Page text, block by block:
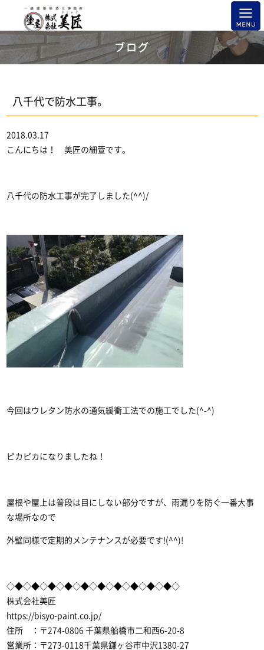
ブログ
八千代で防水工事。
2018.03.17
こんにちは！ 美匠の細萱です。
八千代の防水工事が完了しました(^^)/
今回はウレタン防水の通気緩衝工法での施工でした(^-^)
ピカピカになりましたね！
屋根や屋上は普段は目にしない部分ですが、雨漏りを防ぐ一番大事
な場所なので
外壁同様で定期的メンテナンスが必要です!(^^)!
◇◆◇◆◇◆◇◆◇◆◇◆◇◆◇◆◇◆◇◆◇
株式会社美匠
https://bisyo-paint.co.jp/
住所 ：〒274-0806 千葉県船橋市二和西6-20-8
営業所：〒273-0118千葉県鎌ヶ谷市中沢1380-27